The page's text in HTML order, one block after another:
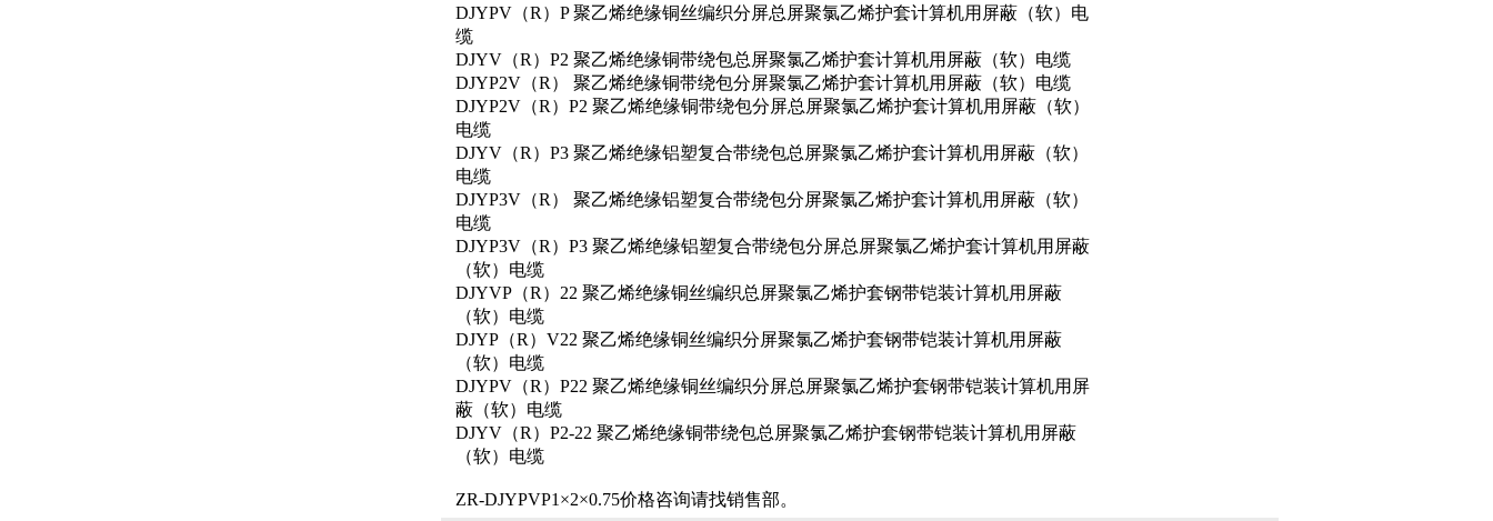
DJYPV（R）P 聚乙烯绝缘铜丝编织分屏总屏聚氯乙烯护套计算机用屏蔽（软）电
缆
DJYV（R）P2 聚乙烯绝缘铜带绕包总屏聚氯乙烯护套计算机用屏蔽（软）电缆
DJYP2V（R） 聚乙烯绝缘铜带绕包分屏聚氯乙烯护套计算机用屏蔽（软）电缆
DJYP2V（R）P2 聚乙烯绝缘铜带绕包分屏总屏聚氯乙烯护套计算机用屏蔽（软）
电缆
DJYV（R）P3 聚乙烯绝缘铝塑复合带绕包总屏聚氯乙烯护套计算机用屏蔽（软）
电缆
DJYP3V（R） 聚乙烯绝缘铝塑复合带绕包分屏聚氯乙烯护套计算机用屏蔽（软）
电缆
DJYP3V（R）P3 聚乙烯绝缘铝塑复合带绕包分屏总屏聚氯乙烯护套计算机用屏蔽
（软）电缆
DJYVP（R）22 聚乙烯绝缘铜丝编织总屏聚氯乙烯护套钢带铠装计算机用屏蔽
（软）电缆
DJYP（R）V22 聚乙烯绝缘铜丝编织分屏聚氯乙烯护套钢带铠装计算机用屏蔽
（软）电缆
DJYPV（R）P22 聚乙烯绝缘铜丝编织分屏总屏聚氯乙烯护套钢带铠装计算机用屏
蔽（软）电缆
DJYV（R）P2-22 聚乙烯绝缘铜带绕包总屏聚氯乙烯护套钢带铠装计算机用屏蔽
（软）电缆
ZR-DJYPVP1×2×0.75价格咨询请找销售部。